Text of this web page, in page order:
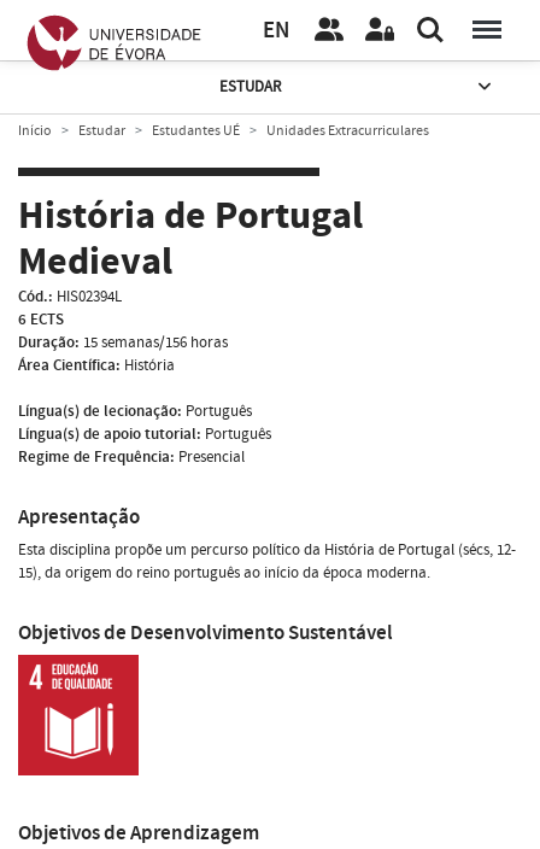
EN
ESTUDAR
Início Estudar Estudantes UÉ Unidades Extracurriculares
História de Portugal
Medieval
Cód.: HIS02394L
6 ECTS
Duração: 15 semanas/156 horas
Área Científica: História
Língua(s) de lecionação: Português
Língua(s) de apoio tutorial: Português
Regime de Frequência: Presencial
Apresentação
Esta disciplina propõe um percurso político da História de Portugal (sécs, 12-
15), da origem do reino português ao início da época moderna.
Objetivos de Desenvolvimento Sustentável
Objetivos de Aprendizagem